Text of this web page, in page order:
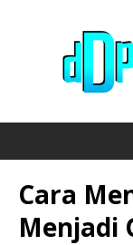
Cara
Menjadi